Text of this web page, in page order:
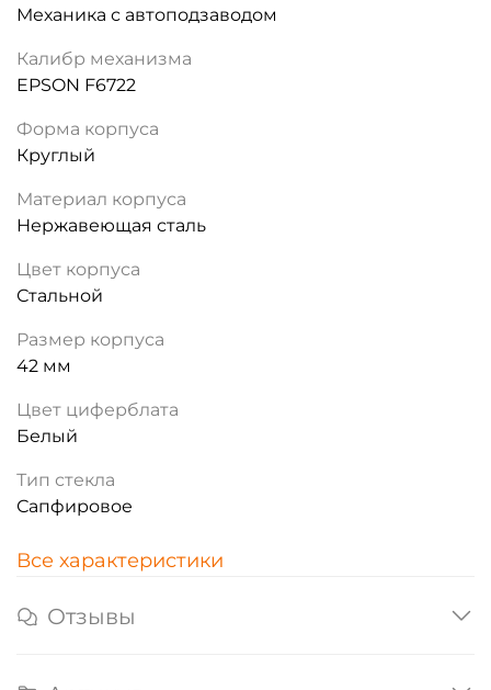
Механика с автоподзаводом
Калибр механизма
EPSON F6722
Форма корпуса
Круглый
Материал корпуса
Нержавеющая сталь
Цвет корпуса
Стальной
Размер корпуса
42 мм
Цвет циферблата
Белый
Тип стекла
Сапфировое
Все характеристики
Отзывы